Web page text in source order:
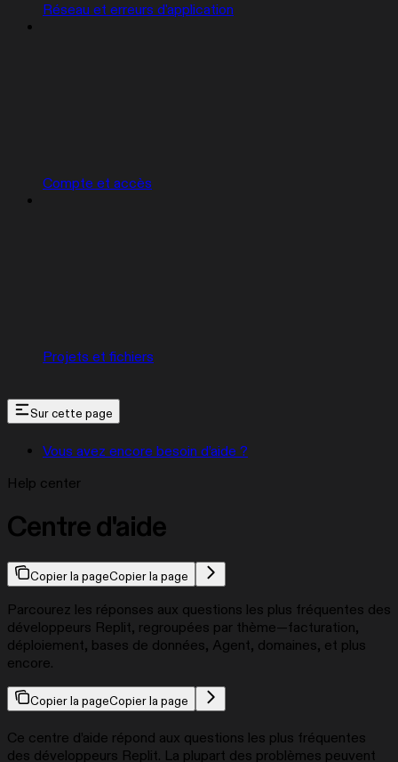
Réseau et erreurs d'application
Compte et accès
Projets et fichiers
Sur cette page
Vous avez encore besoin d’aide ?
Help center
Centre d'aide
Copier la pageCopier la page
Parcourez les réponses aux questions les plus fréquentes des
développeurs Replit, regroupées par thème—facturation,
déploiement, bases de données, Agent, domaines, et plus
encore.
Copier la pageCopier la page
Ce centre d’aide répond aux questions les plus fréquentes
des développeurs Replit. La plupart des problèmes peuvent